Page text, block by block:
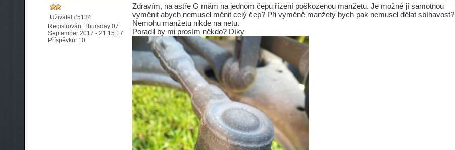
Uživatel #5134
Registrován: Thursday 07
September 2017 - 21:15:17
Příspěvků: 10
Zdravím, na astře G mám na jednom čepu řízení poškozenou manžetu. Je možné jí samotnou
vyměnit abych nemusel měnit celý čep? Při výměně manžety bych pak nemusel dělat sbíhavost?
Nemohu manžetu nikde na netu.
Poradil by mi prosím někdo? Díky